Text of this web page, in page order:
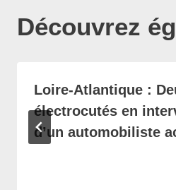
Découvrez
Loire-Atlantique :
électrocutés en
d’un automobiliste